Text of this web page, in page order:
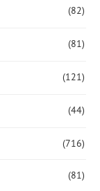
(82)
(81)
(121)
(44)
(716)
(81)